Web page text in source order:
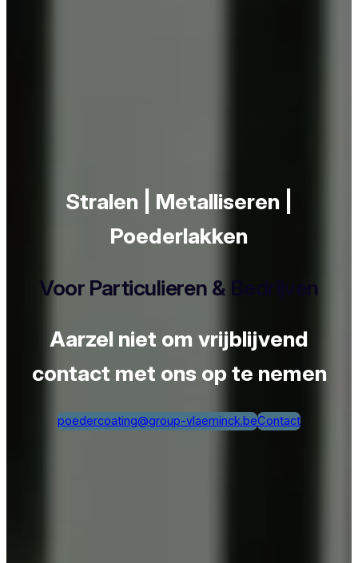
Stralen | Metalliseren |
Poederlakken
Voor Particulieren & Bedrijven
Aarzel niet om vrijblijvend
contact met ons op te nemen
poedercoating@group-vlaeminck.beContact